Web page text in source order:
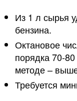
Из 1 л сырья
бензина.
Октановое
порядка 70-
методе –
Требуется